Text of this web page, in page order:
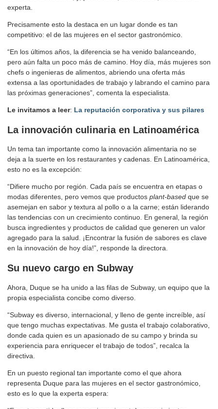
experta.
Precisamente esto la destaca en un lugar donde es tan
competitivo: el de las mujeres en el sector gastronómico.
“En los últimos años, la diferencia se ha venido balanceando,
pero aún falta un poco más de camino. Hoy día, más mujeres son
chefs o ingenieras de alimentos, abriendo una oferta más
extensa a las oportunidades de trabajo y labrando el camino para
las próximas generaciones”, comenta la especialista.
Le invitamos a leer: La reputación corporativa y sus pilares
La innovación culinaria en Latinoamérica
Un tema tan importante como la innovación alimentaria no se
deja a la suerte en los restaurantes y cadenas. En Latinoamérica,
esto no es la excepción:
“Difiere mucho por región. Cada país se encuentra en etapas o
modas diferentes, pero vemos que productos plant-based que se
asemejan en sabor y textura al pollo o a la carne; están liderando
las tendencias con un crecimiento continuo. En general, la región
busca ingredientes y productos de calidad que generen un valor
agregado para la salud. ¡Encontrar la fusión de sabores es clave
en la innovación de hoy día!”, responde la directora.
Su nuevo cargo en Subway
Ahora, Duque se ha unido a las filas de Subway, un equipo que la
propia especialista concibe como diverso.
“Subway es diverso, internacional, y lleno de gente increíble, así
que tengo muchas expectativas. Me gusta el trabajo colaborativo,
donde cada quien es un apasionado de su campo y brinda su
experiencia para enriquecer el trabajo de todos”, recalca la
directiva.
En un puesto regional tan importante como el que ahora
representa Duque para las mujeres en el sector gastronómico,
esto es lo que la experta espera: